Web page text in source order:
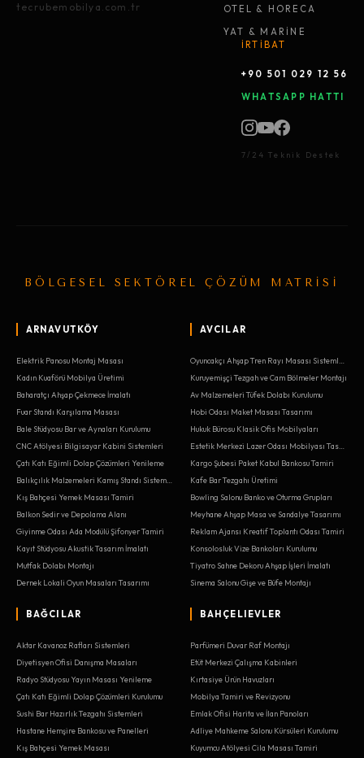
tecrubemobilya.com.tr
OTEL & HORECA
YAT & MARİNE
İRTİBAT
+90 501 029 12 56
WHATSAPP HATTI
7/24 Teknik Destek
BÖLGESEL SEKTÖREL ÇÖZÜM MATRİSİ
ARNAVUTKÖY
Elektrik Panosu Montaj Masası
Kadın Kuaförü Mobilya Üretimi
Baharatçı Ahşap Çekmece İmalatı
Fuar Standı Karşılama Masası
Bale Stüdyosu Bar ve Aynaları Kurulumu
CNC Atölyesi Bilgisayar Kabini Sistemleri
Çatı Katı Eğimli Dolap Çözümleri Yenileme
Kış Bahçesi Yemek Masası Tamiri
Balkon Sedir ve Depolama Alanı
Giyinme Odası Ada Modülü Şifonyer Tamiri
Kayıt Stüdyosu Akustik Tasarım İmalatı
Mutfak Dolabı Montajı
Dernek Lokali Oyun Masaları Tasarımı
AVCILAR
Kuruyemişçi Tezgah ve Cam Bölmeler Montajı
Av Malzemeleri Tüfek Dolabı Kurulumu
Hobi Odası Maket Masası Tasarımı
Hukuk Bürosu Klasik Ofis Mobilyaları
Kargo Şubesi Paket Kabul Bankosu Tamiri
Kafe Bar Tezgahı Üretimi
Bowling Salonu Banko ve Oturma Grupları
Meyhane Ahşap Masa ve Sandalye Tasarımı
Reklam Ajansı Kreatif Toplantı Odası Tamiri
Konsolosluk Vize Bankoları Kurulumu
Tiyatro Sahne Dekoru Ahşap İşleri İmalatı
Sinema Salonu Gişe ve Büfe Montajı
BAĞCILAR
Aktar Kavanoz Rafları Sistemleri
Diyetisyen Ofisi Danışma Masaları
Radyo Stüdyosu Yayın Masası Yenileme
Çatı Katı Eğimli Dolap Çözümleri Kurulumu
Sushi Bar Hazırlık Tezgahı Sistemleri
Hastane Hemşire Bankosu ve Panelleri
Kış Bahçesi Yemek Masası
BAHÇELIEVLER
Parfümeri Duvar Raf Montajı
Etüt Merkezi Çalışma Kabinleri
Kırtasiye Ürün Havuzları
Mobilya Tamiri ve Revizyonu
Emlak Ofisi Harita ve İlan Panoları
Adliye Mahkeme Salonu Kürsüleri Kurulumu
Kuyumcu Atölyesi Cila Masası Tamiri